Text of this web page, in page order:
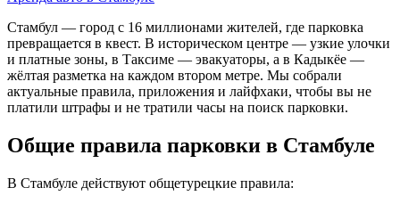
Стамбул — город с 16 миллионами жителей, где парковка
превращается в квест. В историческом центре — узкие улочки
и платные зоны, в Таксиме — эвакуаторы, а в Кадыкёе —
жёлтая разметка на каждом втором метре. Мы собрали
актуальные правила, приложения и лайфхаки, чтобы вы не
платили штрафы и не тратили часы на поиск парковки.
Общие правила парковки в Стамбуле
В Стамбуле действуют общетурецкие правила: